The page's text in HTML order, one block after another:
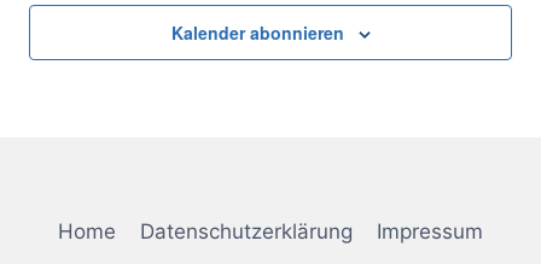
Kalender abonnieren
Home Datenschutzerklärung Impressum